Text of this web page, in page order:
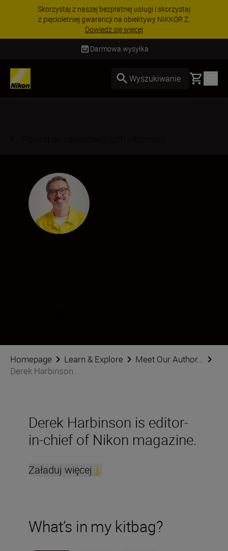
Skorzystaj z naszej bezpłatnej usługi i skorzystaj
z pięcioletniej gwarancji na obiektywy NIKKOR Z.
Dowiedz się więcej
Darmowa wysyłka
Wyszukiwanie Basket
Homepage Learn & Explore
Meet Our Author...
Derek Harbinson...
Derek Harbinson is editor-
in-chief of Nikon magazine.
Załaduj więcej
What’s in my kitbag?